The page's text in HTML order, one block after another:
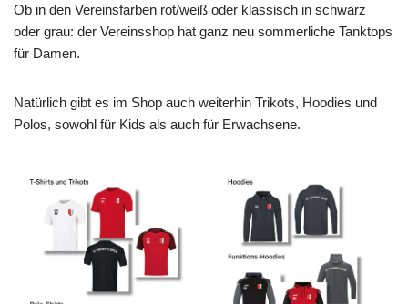
Ob in den Vereinsfarben rot/weiß oder klassisch in schwarz
oder grau: der Vereinsshop hat ganz neu sommerliche Tanktops
für Damen.
Natürlich gibt es im Shop auch weiterhin Trikots, Hoodies und
Polos, sowohl für Kids als auch für Erwachsene.